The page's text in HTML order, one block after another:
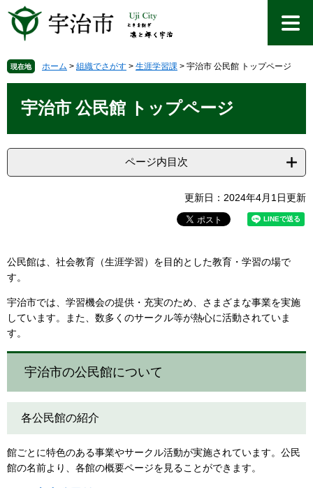
先を
文
現在地 ホーム > 組織でさがす > 生涯学習課 > 宇治市 公民館 トップページ
宇治市 公民館 トップページ
ページ内目次
更新日：2024年4月1日更新
公民館は、社会教育（生涯学習）を目的とした教育・学習の場で
す。
宇治市では、学習機会の提供・充実のため、さまざまな事業を実施
しています。また、数多くのサークル等が熱心に活動されていま
す。
宇治市の公民館について
各公民館の紹介
館ごとに特色のある事業やサークル活動が実施されています。公民
館の名前より、各館の概要ページを見ることができます。